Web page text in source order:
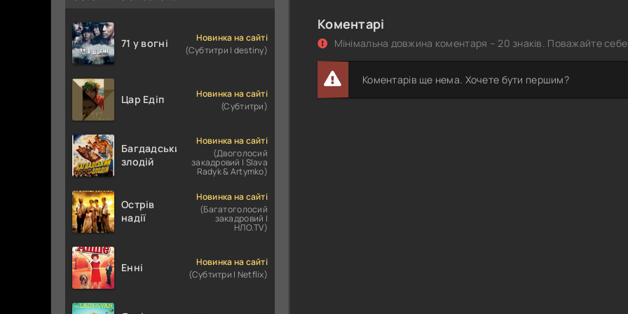
Коментарі
Мінімальна довжина коментаря – 20 знаків. Поважайте себе
Коментарів ще нема. Хочете бути першим?
71 у вогні
Новинка на сайті
(Субтитри | destiny)
Цар Едіп
Новинка на сайті
(Субтитри)
Багдадський
злодій
Новинка на сайті
(Двоголосий
закадровий | Slava
Radyk & Artymko)
Острів
надії
Новинка на сайті
(Багатоголосий
закадровий |
НЛО.TV)
Енні
Новинка на сайті
(Субтитри | Netflix)